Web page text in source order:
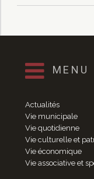
Agenda
Marchés
Toutes les
Vie
MENU
Actualités
Vie municipale
Vie quotidienne
Vie culturelle et
Vie économique
Vie associative et